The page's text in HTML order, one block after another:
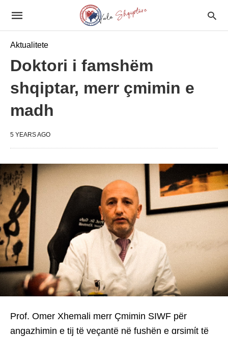
Aktualitete
Doktori i famshëm
shqiptar, merr çmimin e
madh
5 YEARS AGO
Prof. Omer Xhemali merr Çmimin SIWF për
angazhimin e tij të veçantë në fushën e ɑrsimίt të